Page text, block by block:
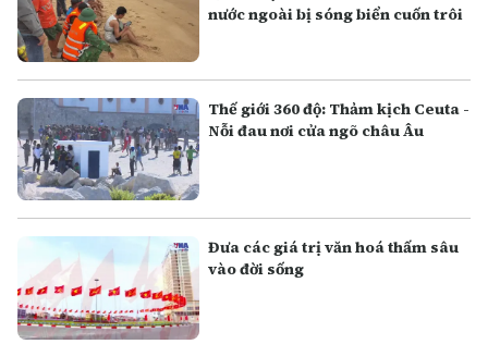
nước ngoài bị sóng biển cuốn trôi
Thế giới 360 độ: Thảm kịch Ceuta -
Nỗi đau nơi cửa ngõ châu Âu
Đưa các giá trị văn hoá thấm sâu
vào đời sống